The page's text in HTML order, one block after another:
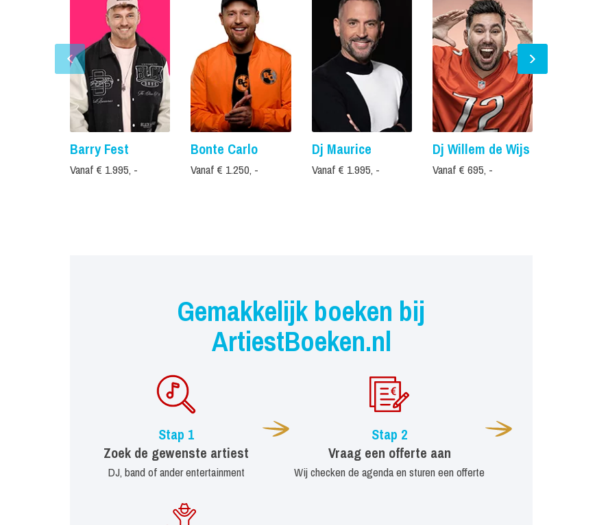
Barry Fest
Vanaf € 1.995, -
Bonte Carlo
Vanaf € 1.250, -
Dj Maurice
Vanaf € 1.995, -
Dj Willem de Wijs
Vanaf € 695, -
Gemakkelijk boeken bij
ArtiestBoeken.nl
Stap 1
Zoek de gewenste artiest
DJ, band of ander entertainment
Stap 2
Vraag een offerte aan
Wij checken de agenda en sturen een offerte